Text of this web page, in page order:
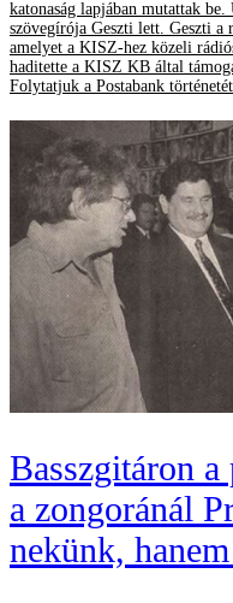
katonaság lapjában mutattak
szövegírója Geszti lett. Geszti a
amelyet a KISZ-hez közeli
haditette a KISZ KB által
Folytatjuk a Postabank történetét.
Basszgitáron a
a zongoránál
nekünk,